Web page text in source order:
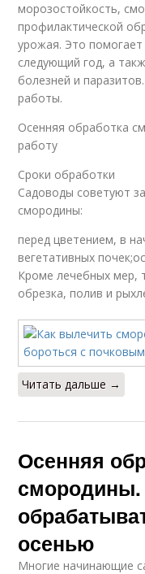
морозостойкость,
профилактической
урожая. Это
следующий год, а
болезней и
работы.
Осенняя обработка
работу
Сроки обработки
Садоводы советуют
смородины:
перед цветением, в
вегетативных
Кроме лечебных мер,
обрезка, полив и
Читать дальше →
Осенняя
смородины.
осенью
Многие начинающие